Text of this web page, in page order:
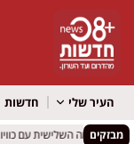
העיר שלי חדשות
מבזקים